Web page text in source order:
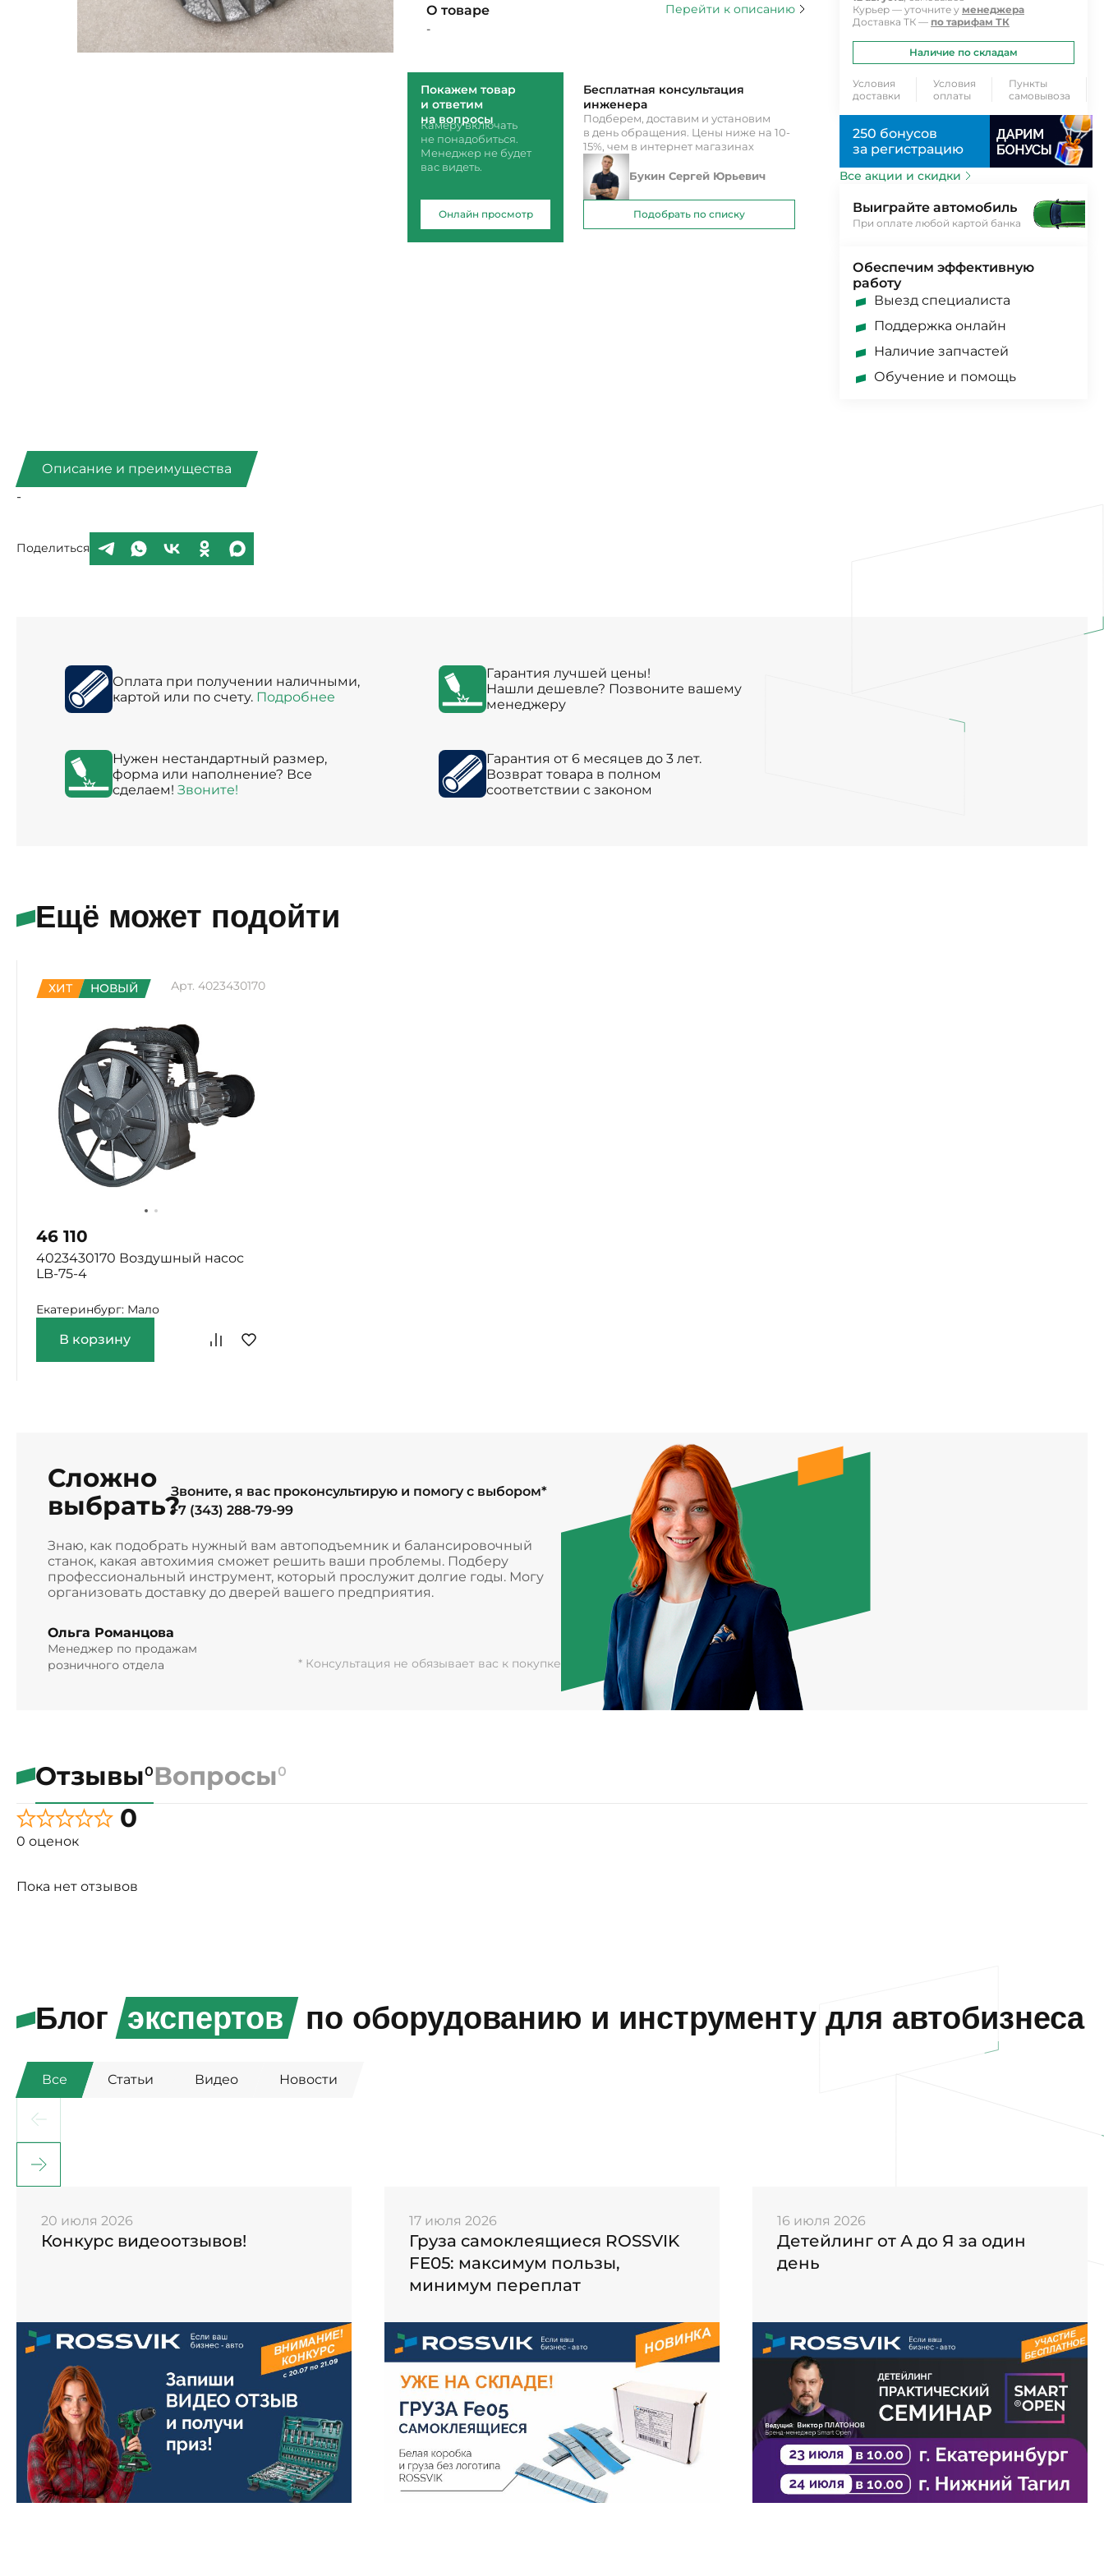
О товаре
Перейти к описанию
-
Покажем товар
и ответим
на вопросы
Камеру включать
не понадобиться.
Менеджер не будет
вас видеть.
Онлайн просмотр
Бесплатная консультация
инженера
Подберем, доставим и установим
в день обращения. Цены ниже на 10-
15%, чем в интернет магазинах
Букин Сергей Юрьевич
Подобрать по списку
Курьер — уточните у менеджера
Доставка ТК — по тарифам ТК
Наличие по складам
Условия
доставки
Условия
оплаты
Пункты
самовывоза
250 бонусов
за регистрацию
Все акции и скидки
Выиграйте автомобиль
При оплате любой картой банка
Обеспечим эффективную
работу
Выезд специалиста
Поддержка онлайн
Наличие запчастей
Обучение и помощь
Описание и преимущества
-
Поделиться
Оплата при получении наличными,
картой или по счету. Подробнее
Гарантия лучшей цены!
Нашли дешевле? Позвоните вашему
менеджеру
Нужен нестандартный размер,
форма или наполнение? Все
сделаем! Звоните!
Гарантия от 6 месяцев до 3 лет.
Возврат товара в полном
соответствии с законом
Ещё может подойти
Арт. 4023430170
ХИТ НОВЫЙ
46 110
4023430170 Воздушный насос
LB-75-4
Екатеринбург: Мало
В корзину
Сложно
выбрать?Звоните, я вас проконсультирую и помогу с выбором*
+7 (343) 288-79-99
Знаю, как подобрать нужный вам автоподъемник и балансировочный
станок, какая автохимия сможет решить ваши проблемы. Подберу
профессиональный инструмент, который прослужит долгие годы. Могу
организовать доставку до дверей вашего предприятия.
Ольга Романцова
Менеджер по продажам
розничного отдела
* Консультация не обязывает вас к покупке
Отзывы0Вопросы0
0
0 оценок
Пока нет отзывов
Блог экспертов по оборудованию и инструменту для автобизнеса
Все Статьи Видео Новости
20 июля 2026
Конкурс видеоотзывов!
17 июля 2026
Груза самоклеящиеся ROSSVIK
FE05: максимум пользы,
минимум переплат
16 июля 2026
Детейлинг от А до Я за один
день